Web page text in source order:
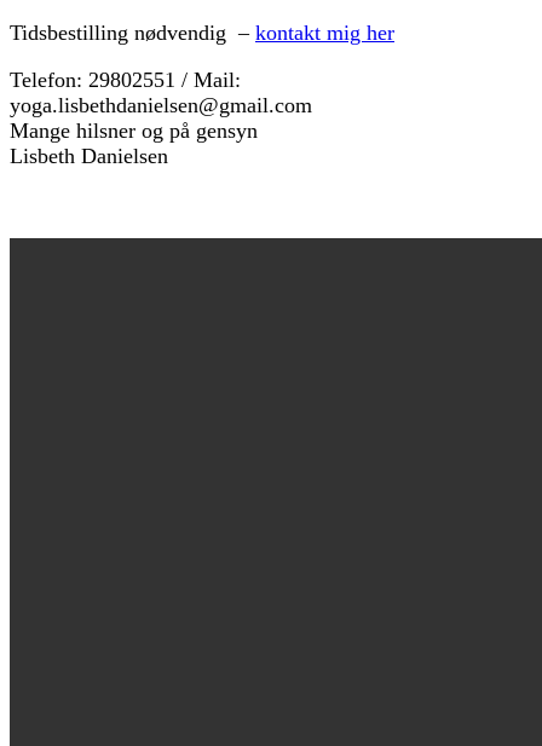
Tidsbestilling nødvendig – kontakt mig her
Telefon: 29802551 / Mail:
yoga.lisbethdanielsen@gmail.com
Mange hilsner og på gensyn
Lisbeth Danielsen